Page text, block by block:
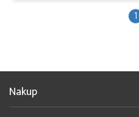
1
Nakup